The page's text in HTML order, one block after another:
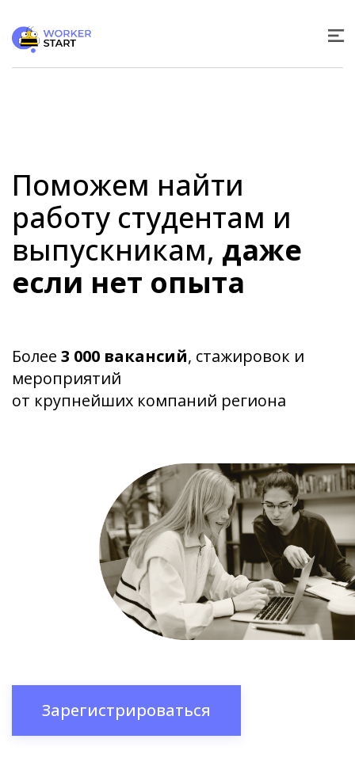
Поможем найти
работу студентам и
выпускникам, даже
если нет опыта
Более 3 000 вакансий, стажировок и
мероприятий
от крупнейших компаний региона
Зарегистрироваться